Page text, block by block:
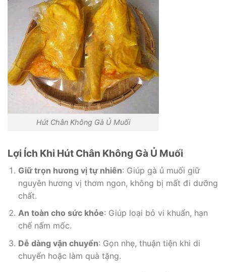
Hút Chân Không Gà Ủ Muối
Lợi Ích Khi Hút Chân Không Gà Ủ Muối
Giữ trọn hương vị tự nhiên: Giúp gà ủ muối giữ
nguyên hương vị thơm ngon, không bị mất đi dưỡng
chất.
An toàn cho sức khỏe: Giúp loại bỏ vi khuẩn, hạn
chế nấm mốc.
Dễ dàng vận chuyển: Gọn nhẹ, thuận tiện khi di
chuyển hoặc làm quà tặng.